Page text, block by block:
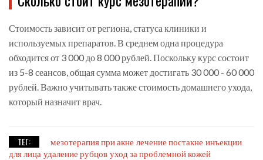
Стоимость зависит от региона, статуса клиники и
используемых препаратов. В среднем одна процедура
обходится от 3 000 до 8 000 рублей. Поскольку курс состоит
из 5-8 сеансов, общая сумма может достигать 30 000 - 60 000
рублей. Важно учитывать также стоимость домашнего ухода,
который назначит врач.
ТЕГ: мезотерапия при акне лечение постакне инъекции
для лица удаление рубцов уход за проблемной кожей